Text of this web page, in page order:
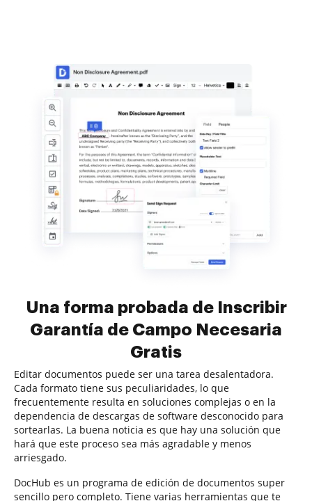
Una forma probada de Inscribir
Garantía de Campo Necesaria
Gratis
Editar documentos puede ser una tarea desalentadora.
Cada formato tiene sus peculiaridades, lo que
frecuentemente resulta en soluciones complejas o en la
dependencia de descargas de software desconocido para
sortearlas. La buena noticia es que hay una solución que
hará que este proceso sea más agradable y menos
arriesgado.
DocHub es un programa de edición de documentos super
sencillo pero completo. Tiene varias herramientas que te